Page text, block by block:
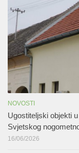
NOVOSTI
Ugostiteljski objekti
Svjetskog
16/06/2026